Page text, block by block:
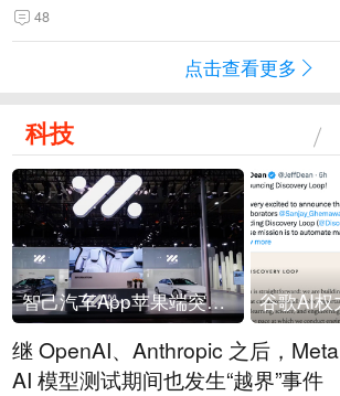
48
点击查看更多
科技
智己汽车App苹果端突然“下架”
继 OpenAI、Anthropic 之后，Meta
AI 模型测试期间也发生“越界”事件